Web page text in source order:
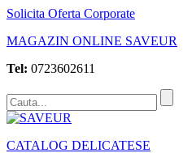
Solicita Oferta Corporate
MAGAZIN ONLINE SAVEUR
Tel: 0723602611
CATALOG DELICATESE